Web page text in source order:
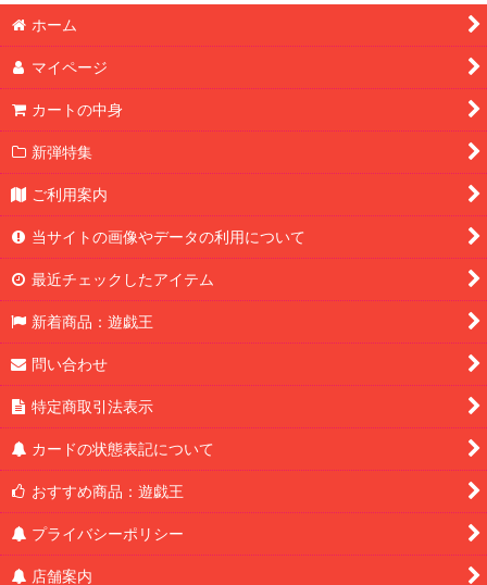
ホーム
マイページ
カートの中身
新弾特集
ご利用案内
当サイトの画像やデータの利用について
最近チェックしたアイテム
新着商品：遊戯王
問い合わせ
特定商取引法表示
カードの状態表記について
おすすめ商品：遊戯王
プライバシーポリシー
店舗案内